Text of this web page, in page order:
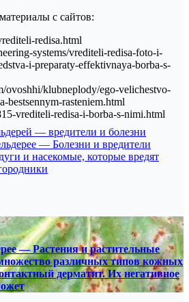
с сайтов:
redisa.html
systems/vrediteli-redisa-foto-i-
i-preparaty-effektivnaya-borba-s-
ovoshhi/klubneplody/ego-velichestvo-
bestsennym-rasteniem.html
vrediteli-redisa-i-borba-s-nimi.html
— вредители и болезни
— Болезни и вредители
и насекомые, которые вредят
— Растения и растительные
различных типов кожных
дерматит. Их негативное